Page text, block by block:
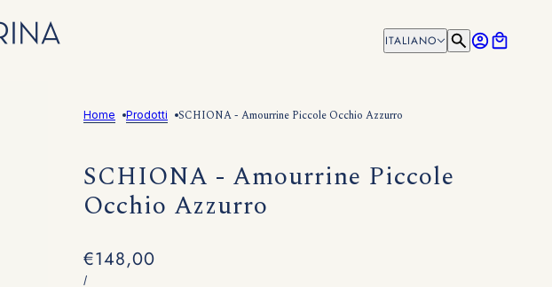
ITALIANO
ITALIANO
Home Prodotti SCHIONA - Amourrine Piccole Occhio Azzurro
SCHIONA - Amourrine Piccole
Occhio Azzurro
€148,00
/